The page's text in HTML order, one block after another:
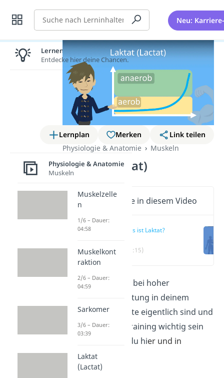
Suche Neu:
Lernplan Merken
Link teilen
Physiologie & Anatomie
Muskeln
Laktat (Lactat)
Wichtige Inhalte in diesem Video
Was ist Laktat?
(00:15)
Laktate entstehen bei hoher
körperlicher Belastung in deinem
Körper. Was Laktate eigentlich sind und
warum sie beim Training wichtig sein
können, erfährst du hier und in
unserem
Lernen lohnt sich!
Entdecke hier deine Chancen.
Physiologie & Anatomie
Muskeln
Muskelzelle
n
1/6 – Dauer:
04:58
Muskelkont
raktion
2/6 – Dauer:
04:59
Sarkomer
3/6 – Dauer:
03:39
Laktat
(Lactat)